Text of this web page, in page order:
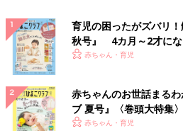
育児の困ったがズバリ
秋号』 4カ月～2才にな
いっぱい！
赤ちゃん・育児
赤ちゃんのお世話まる
ブ 夏号』〈巻頭大特集
く！ おっぱい・ミルク
赤ちゃん・育児